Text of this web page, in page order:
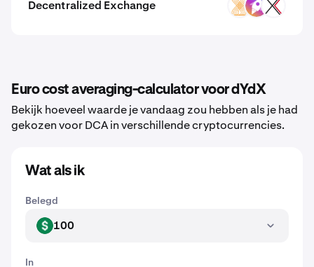
Decentralized Exchange VELAR ZM EXCC
Euro cost averaging-calculator voor dYdX
Bekijk hoeveel waarde je vandaag zou hebben als je had
gekozen voor DCA in verschillende cryptocurrencies.
Wat als ik
Belegd
USD 100
In